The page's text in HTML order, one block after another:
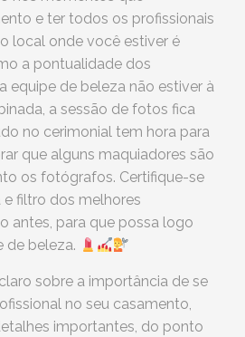
e ter todos os profissionais
local onde você estiver é
a pontualidade dos
equipe de beleza não estiver à
a sessão de fotos fica
no cerimonial tem hora para
que alguns maquiadores são
os fotógrafos. Certifique-se
e filtro dos melhores
antes, para que possa logo
de beleza.
sobre a importância de se
no seu casamento,
importantes, do ponto